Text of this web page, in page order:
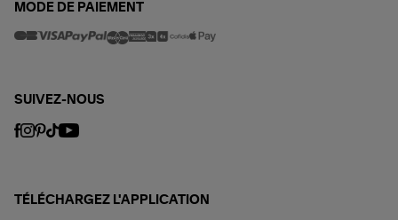
MODE DE PAIEMENT
SUIVEZ-NOUS
TÉLÉCHARGEZ L'APPLICATION